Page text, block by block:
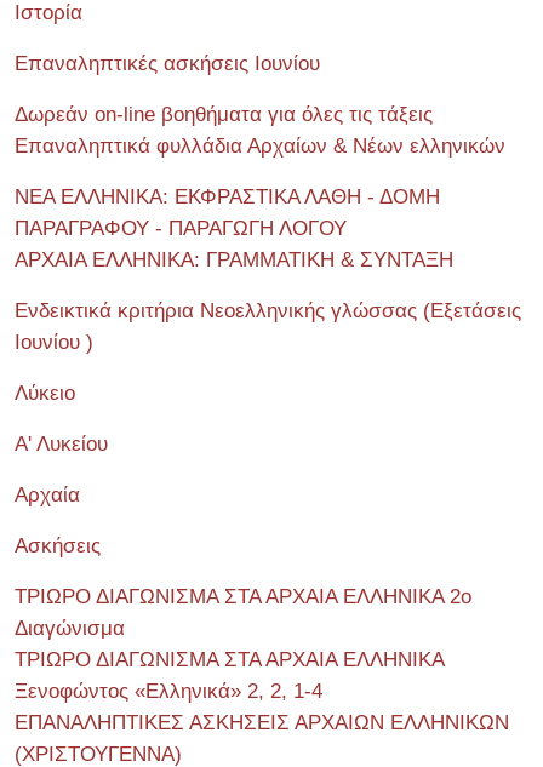
Ιστορία
Επαναληπτικές ασκήσεις Ιουνίου
Δωρεάν on-line βοηθήματα για όλες τις τάξεις
Επαναληπτικά φυλλάδια Αρχαίων & Νέων ελληνικών
ΝΕΑ ΕΛΛΗΝΙΚΑ: ΕΚΦΡΑΣΤΙΚΑ ΛΑΘΗ - ΔΟΜΗ
ΠΑΡΑΓΡΑΦΟΥ - ΠΑΡΑΓΩΓΗ ΛΟΓΟΥ
ΑΡΧΑΙΑ ΕΛΛΗΝΙΚΑ: ΓΡΑΜΜΑΤΙΚΗ & ΣΥΝΤΑΞΗ
Ενδεικτικά κριτήρια Νεοελληνικής γλώσσας (Εξετάσεις
Ιουνίου )
Λύκειο
Α' Λυκείου
Αρχαία
Ασκήσεις
ΤΡΙΩΡΟ ΔΙΑΓΩΝΙΣΜΑ ΣΤΑ ΑΡΧΑΙΑ ΕΛΛΗΝΙΚΑ 2o
Διαγώνισμα
ΤΡΙΩΡΟ ΔΙΑΓΩΝΙΣΜΑ ΣΤΑ ΑΡΧΑΙΑ ΕΛΛΗΝΙΚΑ
Ξενοφώντος «Ελληνικά» 2, 2, 1-4
ΕΠΑΝΑΛΗΠΤΙΚΕΣ ΑΣΚΗΣΕΙΣ ΑΡΧΑΙΩΝ ΕΛΛΗΝΙΚΩΝ
(ΧΡΙΣΤΟΥΓΕΝΝΑ)